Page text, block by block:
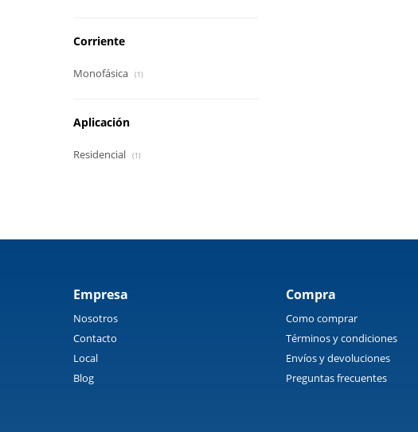
Corriente
Monofásica (1)
Aplicación
Residencial (1)
Empresa
Nosotros
Contacto
Local
Blog
Compra
Como comprar
Términos y condiciones
Envíos y devoluciones
Preguntas frecuentes